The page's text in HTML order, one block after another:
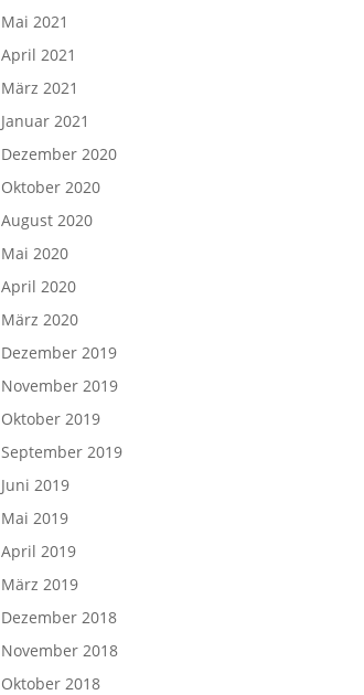
Mai 2021
April 2021
März 2021
Januar 2021
Dezember 2020
Oktober 2020
August 2020
Mai 2020
April 2020
März 2020
Dezember 2019
November 2019
Oktober 2019
September 2019
Juni 2019
Mai 2019
April 2019
März 2019
Dezember 2018
November 2018
Oktober 2018